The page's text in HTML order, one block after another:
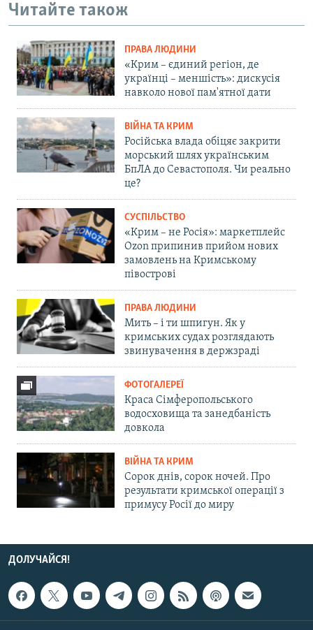
Читайте також
ПРАВА ЛЮДИНИ
«Крим – єдиний регіон, де
українці – меншість»: дискусія
навколо нової пам'ятної дати
ВІЙНА ТА КРИМ
Російська влада обіцяє закрити
морський шлях українським
БпЛА до Севастополя. Чи реально
це?
СУСПІЛЬСТВО
«Крим – не Росія»: маркетплейс
Ozon припинив прийом нових
замовлень на Кримському
півострові
ПРАВА ЛЮДИНИ
Мить – і ти шпигун. Як у
кримських судах розглядають
звинувачення в держзраді
ФОТОГАЛЕРЕЇ
Краса Сімферопольського
водосховища та занедбаність
довкола
ВІЙНА ТА КРИМ
Сорок днів, сорок ночей. Про
результати кримської операції з
примусу Росії до миру
ДОЛУЧАЙСЯ!